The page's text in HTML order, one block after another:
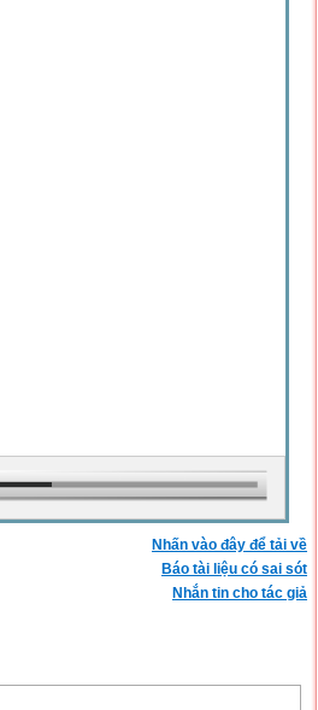
Nhấn vào đây để tải về
Báo tài liệu có sai sót
Nhắn tin cho tác giả